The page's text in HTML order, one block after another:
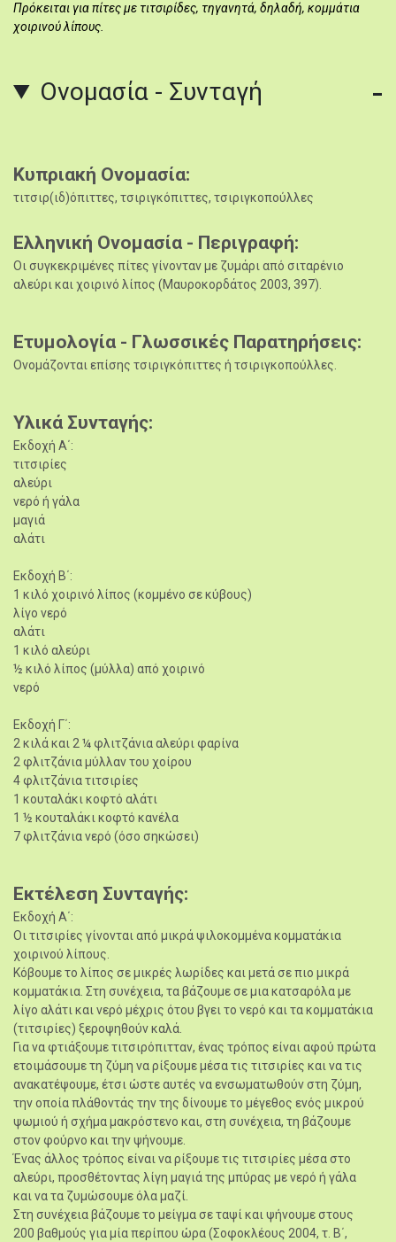
Πρόκειται για πίτες με τιτσιρίδες, τηγανητά, δηλαδή, κομμάτια
χοιρινού λίπους.
Ονομασία - Συνταγή
Κυπριακή Ονομασία
τιτσιρ(ιδ)όπιττες, τσιριγκόπιττες, τσιριγκοπούλλες
Ελληνική Ονομασία - Περιγραφή
Οι συγκεκριμένες πίτες γίνονταν με ζυμάρι από σιταρένιο
αλεύρι και χοιρινό λίπος (Μαυροκορδάτος 2003, 397).
Ετυμολογία - Γλωσσικές Παρατηρήσεις
Ονομάζονται επίσης τσιριγκόπιττες ή τσιριγκοπούλλες.
Υλικά Συνταγής
Εκδοχή Α΄:
τιτσιρίες
αλεύρι
νερό ή γάλα
μαγιά
αλάτι
Εκδοχή Β΄:
1 κιλό χοιρινό λίπος (κομμένο σε κύβους)
λίγο νερό
αλάτι
1 κιλό αλεύρι
½ κιλό λίπος (μύλλα) από χοιρινό
νερό
Εκδοχή Γ΄:
2 κιλά και 2 ¼ φλιτζάνια αλεύρι φαρίνα
2 φλιτζάνια μύλλαν του χοίρου
4 φλιτζάνια τιτσιρίες
1 κουταλάκι κοφτό αλάτι
1 ½ κουταλάκι κοφτό κανέλα
7 φλιτζάνια νερό (όσο σηκώσει)
Εκτέλεση Συνταγής
Εκδοχή Α΄:
Οι τιτσιρίες γίνονται από μικρά ψιλοκομμένα κομματάκια
χοιρινού λίπους.
Κόβουμε το λίπος σε μικρές λωρίδες και μετά σε πιο μικρά
κομματάκια. Στη συνέχεια, τα βάζουμε σε μια κατσαρόλα με
λίγο αλάτι και νερό μέχρις ότου βγει το νερό και τα κομματάκια
(τιτσιρίες) ξεροψηθούν καλά.
Για να φτιάξουμε τιτσιρόπιτταν, ένας τρόπος είναι αφού πρώτα
ετοιμάσουμε τη ζύμη να ρίξουμε μέσα τις τιτσιρίες και να τις
ανακατέψουμε, έτσι ώστε αυτές να ενσωματωθούν στη ζύμη,
την οποία πλάθοντάς την της δίνουμε το μέγεθος ενός μικρού
ψωμιού ή σχήμα μακρόστενο και, στη συνέχεια, τη βάζουμε
στον φούρνο και την ψήνουμε.
Ένας άλλος τρόπος είναι να ρίξουμε τις τιτσιρίες μέσα στο
αλεύρι, προσθέτοντας λίγη μαγιά της μπύρας με νερό ή γάλα
και να τα ζυμώσουμε όλα μαζί.
Στη συνέχεια βάζουμε το μείγμα σε ταψί και ψήνουμε στους
200 βαθμούς για μία περίπου ώρα (Σοφοκλέους 2004, τ. Β΄,